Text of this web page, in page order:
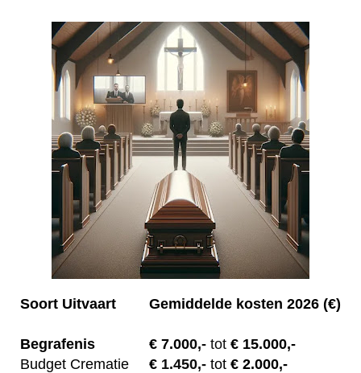
Soort Uitvaart Gemiddelde kosten 2026 (€)
Begrafenis € 7.000,- tot € 15.000,-
Budget Crematie
€ 1.450,- tot € 2.000,-